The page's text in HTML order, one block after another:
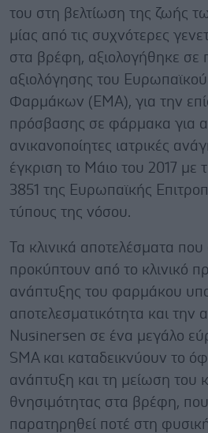
του στη βελτίωση της ζωής
μίας από τις συχνότερες
στα βρέφη, αξιολογήθηκε σε
αξιολόγησης του
Φαρμάκων (EMA), για την
πρόσβασης σε φάρμακα για
ανικανοποίητες ιατρικές
έγκριση το Μάιο του 2017 με
3851 της Ευρωπαϊκής
τύπους της νόσου.
Τα κλινικά αποτελέσματα
προκύπτουν από το κλινικό
ανάπτυξης του φαρμάκου
αποτελεσματικότητα και την
Nusinersen σε ένα μεγάλο
SMA και καταδεικνύουν το
ανάπτυξη και τη μείωση του
θνησιμότητας στα βρέφη, που
παρατηρηθεί ποτέ στη